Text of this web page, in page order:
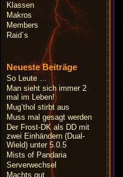
Klassen
Makros
Members
Raid´s
Neueste Beiträge
So Leute …
Man sieht sich immer 2
mal im Leben!
Mug’thol stirbt aus
Muss mal gesagt werden
Der Frost-DK als DD mit
zwei Einhändern (Dual-
Wield) unter 5.0.5
Mists of Pandaria
Serverwechsel
Machts gut